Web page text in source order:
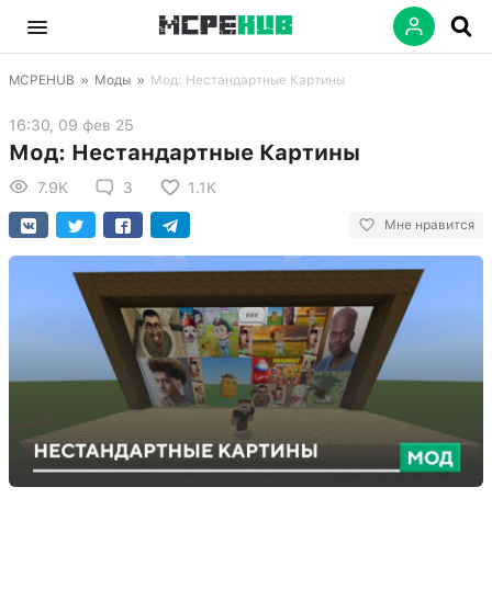
MCPEHUB » Моды » Мод: Нестандартные Картины
16:30, 09 фев 25
Мод: Нестандартные Картины
7.9K 3 1.1K
Мне нравится